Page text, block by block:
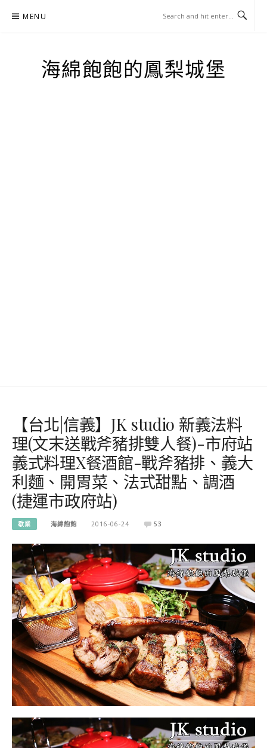
MENU
海綿飽飽的鳳梨城堡
【台北|信義】JK studio 新義法料
理(文末送戰斧豬排雙人餐)-市府站
義式料理X餐酒館-戰斧豬排、義大
利麵、開胃菜、法式甜點、調酒
(捷運市政府站)
歇業 海綿飽飽 2016-06-24 53